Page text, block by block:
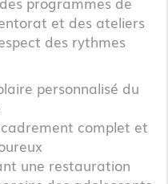
et des ateliers
des rythmes
personnalisé du
complet et
une restauration